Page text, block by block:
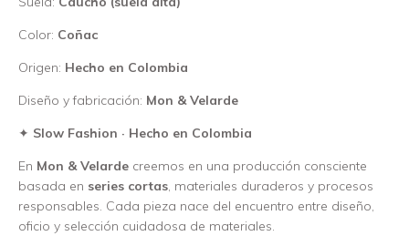
Color: Coñac
Origen: Hecho en Colombia
Diseño y fabricación: Mon & Velarde
✦ Slow Fashion · Hecho en Colombia
En Mon & Velarde creemos en una producción consciente
basada en series cortas, materiales duraderos y procesos
responsables. Cada pieza nace del encuentro entre diseño,
oficio y selección cuidadosa de materiales.